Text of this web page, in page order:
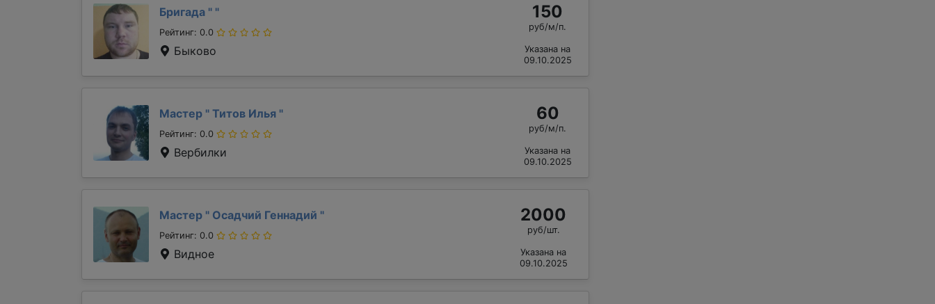
Бригада " "
Рейтинг: 0.0
Быково
150
руб/м/п.
Указана на
09.10.2025
Мастер " Титов Илья "
Рейтинг: 0.0
Вербилки
60
руб/м/п.
Указана на
09.10.2025
Мастер " Осадчий Геннадий "
Рейтинг: 0.0
Видное
2000
руб/шт.
Указана на
09.10.2025